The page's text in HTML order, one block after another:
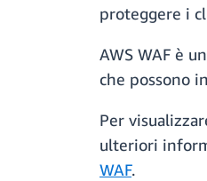
proteggere i
AWS WAF è
che possono
Per
ulteriori
WAF.